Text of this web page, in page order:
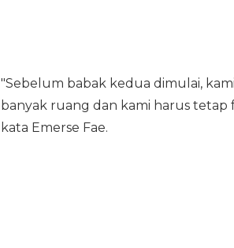
"Sebelum babak kedua dimulai,
banyak ruang dan kami harus tetap
kata Emerse Fae.